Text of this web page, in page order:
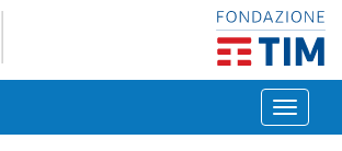
Toggle